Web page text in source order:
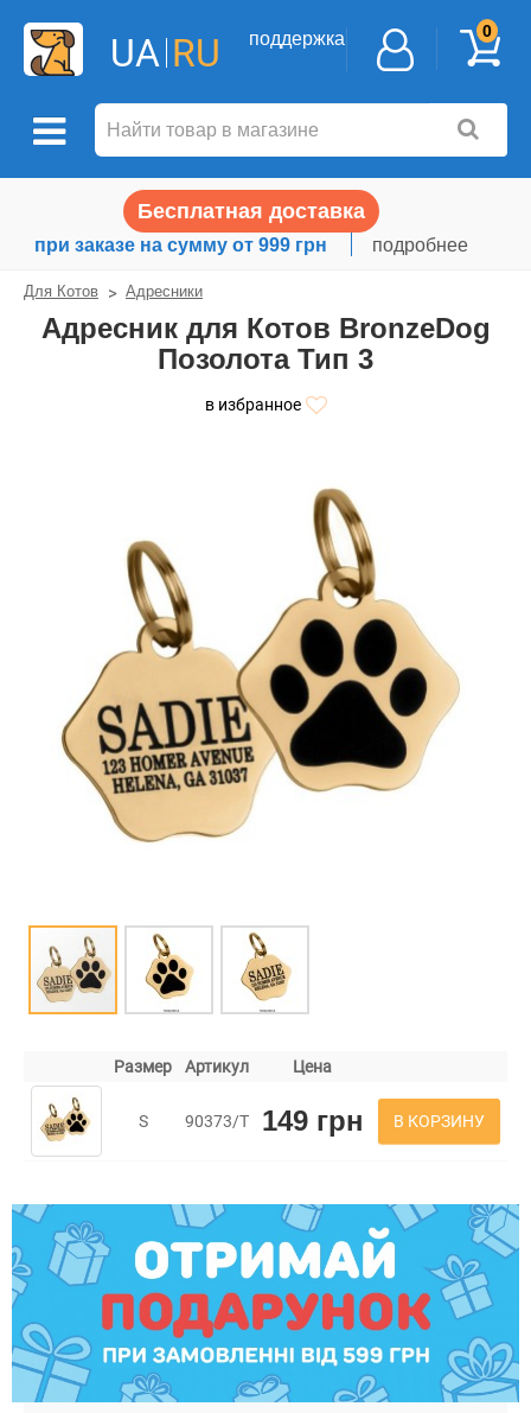
UA RU поддержка 0
Бесплатная доставка
при заказе на сумму от 999 грн подробнее
Для Котов Адресники
Адресник для Котов BronzeDog
Позолота Тип 3
в избранное
Размер Артикул Цена
S 90373/Т 149 грн В КОРЗИНУ